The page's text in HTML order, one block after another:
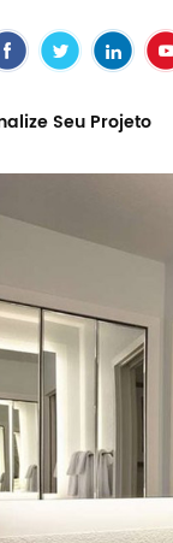
Seu Projeto